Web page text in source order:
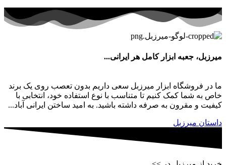
میرزبل، جعبه ابزار کامل هر ایرانی...
ما در فروشگاه ابزار میرزبل سعی داریم بدون تعصب روی یک برند
خاص به شما کمک کنیم تا متناسب با نوع استفاده خود، انتخابی با
کیفیت و مقرون به صرفه داشته باشید. به امید ساختن ایرانی آباد...
داستان میرزبل